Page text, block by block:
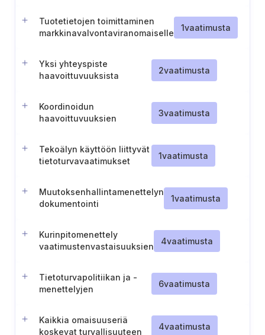
Tuotetietojen toimittaminen
markkinavalvontaviranomaiselle
1vaatimusta
Yksi yhteyspiste
haavoittuvuuksista
2vaatimusta
Koordinoidun
haavoittuvuuksien
ylläpitäminen
3vaatimusta
Tekoälyn käyttöön liittyvät
tietoturvavaatimukset
1vaatimusta
Muutoksenhallintamenettelyn
dokumentointi
1vaatimusta
Kurinpitomenettely
vaatimustenvastaisuuksien
4vaatimusta
Tietoturvapolitiikan ja -
menettelyjen
6vaatimusta
Kaikkia omaisuuseriä
koskevat turvallisuuteen
4vaatimusta